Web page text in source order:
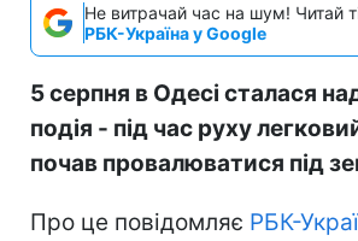
Не витрачай час на шум! Читай
РБК-Україна у Google
5 серпня в Одесі сталася
подія - під час руху
почав провалюватися під
Про це повідомляє РБК-